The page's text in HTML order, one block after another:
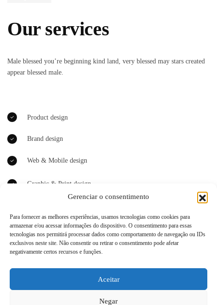
Gerenciar o consentimento
Para fornecer as melhores experiências, usamos tecnologias como cookies para
armazenar e/ou acessar informações do dispositivo. O consentimento para essas
tecnologias nos permitirá processar dados como comportamento de navegação ou IDs
exclusivos neste site. Não consentir ou retirar o consentimento pode afetar
negativamente certos recursos e funções.
Aceitar
Negar
Our services
Male blessed you’re beginning kind land, very blessed may stars created
appear blessed male.
Product design
Brand design
Web & Mobile design
Graphic & Print design
UI/UX design
Contact us